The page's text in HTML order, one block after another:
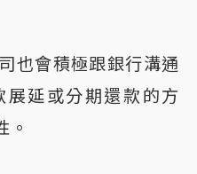
也會積極跟銀行溝通
延或分期還款的方
。